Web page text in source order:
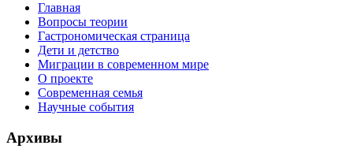
Главная
Вопросы теории
Гастрономическая страница
Дети и детство
Миграции в современном мире
О проекте
Современная семья
Научные события
Архивы